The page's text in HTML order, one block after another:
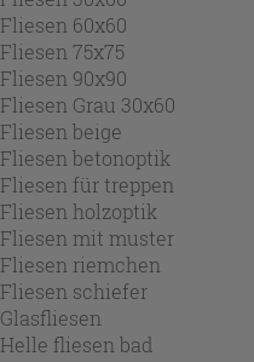
Fliesen 60x60
Fliesen 75x75
Fliesen 90x90
Fliesen Grau 30x60
Fliesen beige
Fliesen betonoptik
Fliesen für treppen
Fliesen holzoptik
Fliesen mit muster
Fliesen riemchen
Fliesen schiefer
Glasfliesen
Helle fliesen bad